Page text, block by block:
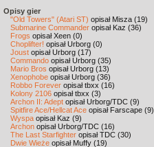
Opisy gier
"Old Towers" (Atari ST) opisał Misza (19)
Submarine Commander opisał Kaz (36)
Frogs opisał Xeen (0)
Choplifter! opisał Urborg (0)
Joust opisał Urborg (17)
Commando opisał Urborg (35)
Mario Bros opisał Urborg (13)
Xenophobe opisał Urborg (36)
Robbo Forever opisał tbxx (16)
Kolony 2106 opisał tbxx (3)
Archon II: Adept opisał Urborg/TDC (9)
Spitfire Ace/Hellcat Ace opisał Farscape (9)
Wyspa opisał Kaz (9)
Archon opisał Urborg/TDC (16)
The Last Starfighter opisał TDC (30)
Dwie Wieże opisał Muffy (19)